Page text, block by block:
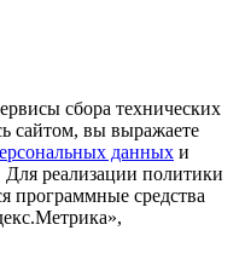
сбора технических
сайтом, вы выражаете
данных и
реализации политики
программные средства